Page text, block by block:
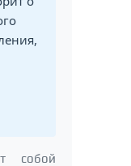
собой